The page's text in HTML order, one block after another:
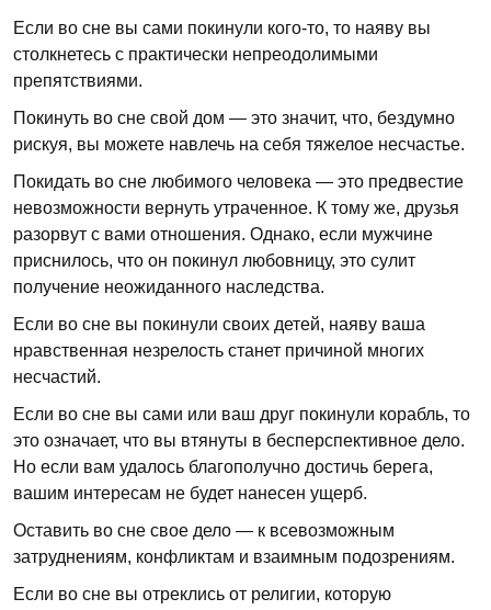
Если во сне вы сами покинули кого-то, то наяву вы
столкнетесь с практически непреодолимыми
препятствиями.
Покинуть во сне свой дом — это значит, что, бездумно
рискуя, вы можете навлечь на себя тяжелое несчастье.
Покидать во сне любимого человека — это предвестие
невозможности вернуть утраченное. К тому же, друзья
разорвут с вами отношения. Однако, если мужчине
приснилось, что он покинул любовницу, это сулит
получение неожиданного наследства.
Если во сне вы покинули своих детей, наяву ваша
нравственная незрелость станет причиной многих
несчастий.
Если во сне вы сами или ваш друг покинули корабль, то
это означает, что вы втянуты в бесперспективное дело.
Но если вам удалось благополучно достичь берега,
вашим интересам не будет нанесен ущерб.
Оставить во сне свое дело — к всевозможным
затруднениям, конфликтам и взаимным подозрениям.
Если во сне вы отреклись от религии, которую